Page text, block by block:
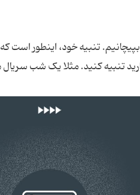
تنبیه خود، اینطور است
تنبیه کنید. مثلا یک شب سریال